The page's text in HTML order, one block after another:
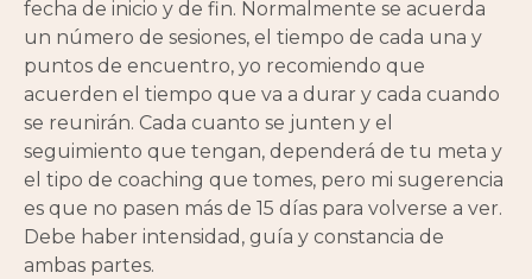
fecha de inicio y de fin. Normalmente se acuerda
un número de sesiones, el tiempo de cada una y
puntos de encuentro, yo recomiendo que
acuerden el tiempo que va a durar y cada cuando
se reunirán. Cada cuanto se junten y el
seguimiento que tengan, dependerá de tu meta y
el tipo de coaching que tomes, pero mi sugerencia
es que no pasen más de 15 días para volverse a ver.
Debe haber intensidad, guía y constancia de
ambas partes.